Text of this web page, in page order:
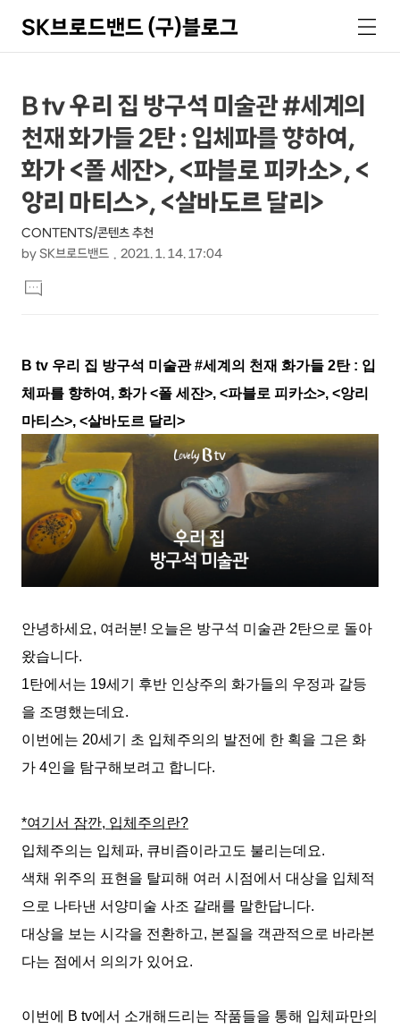
SK브로드밴드 (구)블로그
색
메
뉴
상
세
컨
텐
츠
본
문
제
목
B tv 우리 집 방구석 미술관 #세계의
천재 화가들 2탄 : 입체파를 향하여,
화가 <폴 세잔>, <파블로 피카소>, <
앙리 마티스>, <살바도르 달리>
CONTENTS/콘텐츠 추천
by SK브로드밴드 2021. 1. 14. 17:04
문
댓
글
B tv 우리 집 방구석 미술관#세계의 천재 화가들 2탄: 입
체파를 향하여 , 화가<폴 세잔>, <파블로 피카소>, <앙리
마티스>, <살바도르 달리 >
안녕하세요, 여러분! 오늘은 방구석 미술관 2탄으로 돌아
왔습니다.
1탄에서는 19세기 후반 인상주의 화가들의 우정과 갈등
을 조명했는데요.
이번에는 20세기 초 입체주의의 발전에 한 획을 그은 화
가 4인을 탐구해보려고 합니다.
*여기서 잠깐, 입체주의란?
입체주의는 입체파, 큐비즘이라고도 불리는데요.
색채 위주의 표현을 탈피해 여러 시점에서 대상을 입체적
으로 나타낸 서양미술 사조 갈래를 말한답니다.
대상을 보는 시각을 전환하고, 본질을 객관적으로 바라본
다는 점에서 의의가 있어요.
이번에 B tv에서 소개해드리는 작품들을 통해 입체파만의